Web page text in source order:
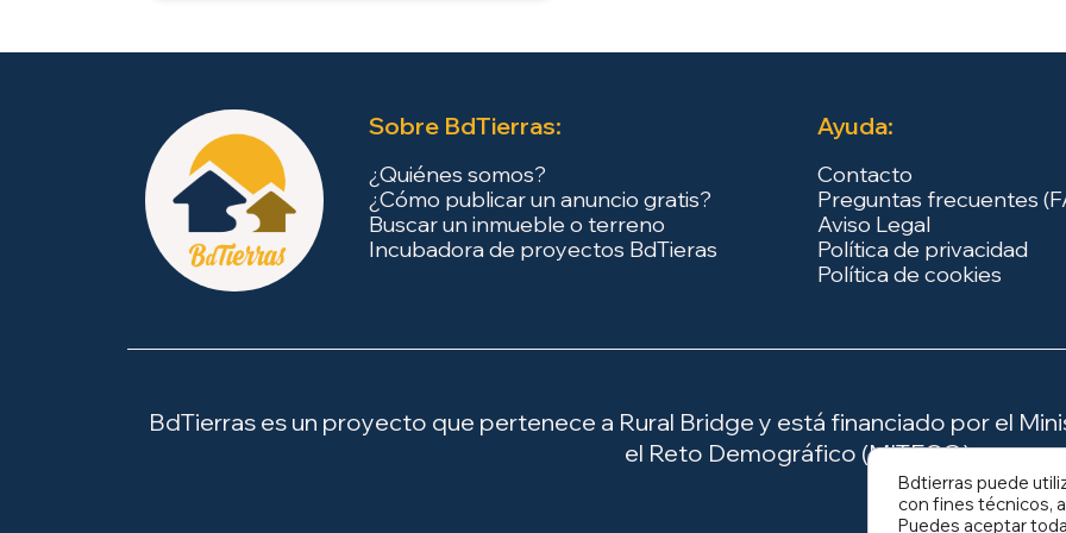
Sobre BdTierras:
¿Quiénes somos?
¿Cómo publicar un anuncio gratis?
Buscar un inmueble o terreno
Incubadora de proyectos BdTieras
Ayuda:
Contacto
Preguntas frecuentes
Aviso Legal
Política de privacidad
Política de cookies
BdTierras es un proyecto que pertenece a Rural Bridge y está financiado por el
el Reto Demográfico (MITECO).
Bdtierras puede
con fines técnicos,
Puedes aceptar